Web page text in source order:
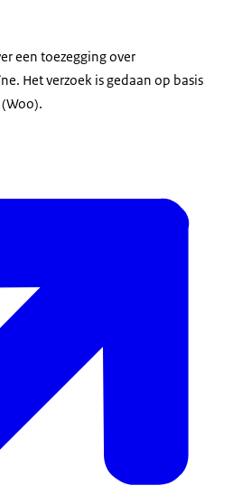
een toezegging over
Het verzoek is gedaan op basis